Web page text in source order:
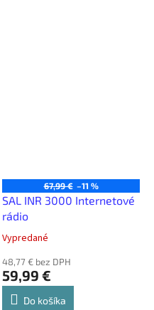
67,99 € –11 %
SAL INR 3000 Internetové
rádio
Vypredané
48,77 € bez DPH
59,99 €
Do košíka